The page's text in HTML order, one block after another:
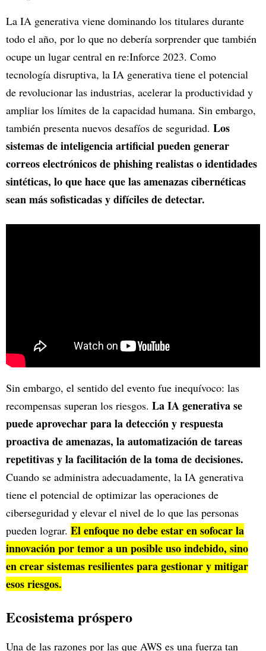
La IA generativa viene dominando los titulares durante
todo el año, por lo que no debería sorprender que también
ocupe un lugar central en re:Inforce 2023. Como
tecnología disruptiva, la IA generativa tiene el potencial
de revolucionar las industrias, acelerar la productividad y
ampliar los límites de la capacidad humana. Sin embargo,
también presenta nuevos desafíos de seguridad. Los
sistemas de inteligencia artificial pueden generar
correos electrónicos de phishing realistas o identidades
sintéticas, lo que hace que las amenazas cibernéticas
sean más sofisticadas y difíciles de detectar.
Sin embargo, el sentido del evento fue inequívoco: las
recompensas superan los riesgos. La IA generativa se
puede aprovechar para la detección y respuesta
proactiva de amenazas, la automatización de tareas
repetitivas y la facilitación de la toma de decisiones.
Cuando se administra adecuadamente, la IA generativa
tiene el potencial de optimizar las operaciones de
ciberseguridad y elevar el nivel de lo que las personas
pueden lograr. El enfoque no debe estar en sofocar la
innovación por temor a un posible uso indebido, sino
en crear sistemas resilientes para gestionar y mitigar
esos riesgos.
Ecosistema próspero
Una de las razones por las que AWS es una fuerza tan